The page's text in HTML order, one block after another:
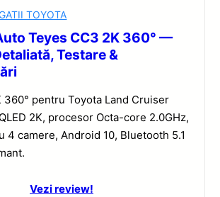
TOYOTA
Teyes CC3 2K 360° —
Testare &
360° pentru Toyota Land Cruiser
2K, procesor Octa-core 2.0GHz,
4 camere, Android 10, Bluetooth 5.1
Vezi review!